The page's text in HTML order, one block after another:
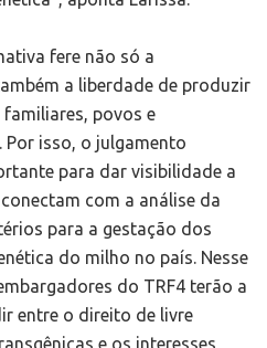
fere não só a
a liberdade de produzir
povos e
isso, o julgamento
para dar visibilidade a
com a análise da
para a gestação dos
do milho no país. Nesse
do TRF4 terão a
entre o direito de livre
e os interesses